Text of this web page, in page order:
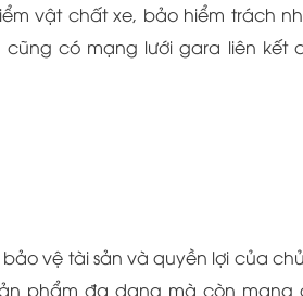
vật chất xe, bảo hiểm trách
có mạng lưới gara liên kết
vệ tài sản và quyền lợi của
phẩm đa dạng mà còn mang